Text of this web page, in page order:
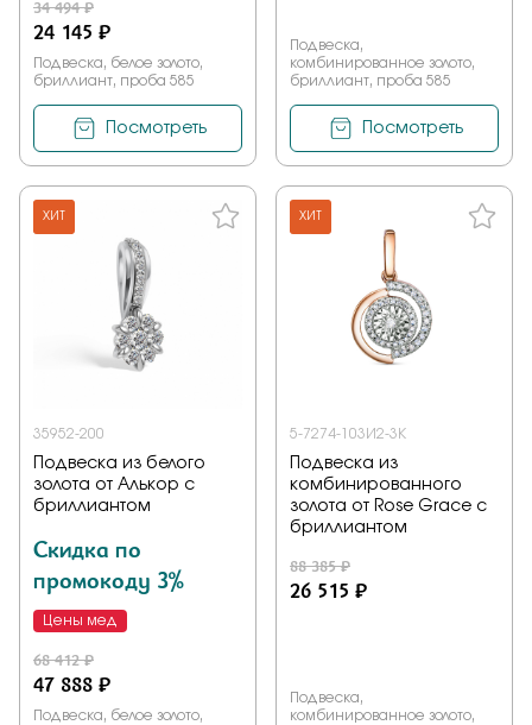
34 494 ₽
24 145 ₽
Подвеска, белое золото,
бриллиант, проба 585
Посмотреть
Подвеска,
комбинированное золото,
бриллиант, проба 585
Посмотреть
ХИТ
35952-200
Подвеска из белого
золота от Алькор с
бриллиантом
Скидка по
промокоду 3%
Цены мед
68 412 ₽
47 888 ₽
Подвеска, белое золото,
ХИТ
5-7274-103И2-3К
Подвеска из
комбинированного
золота от Rose Grace с
бриллиантом
88 385 ₽
26 515 ₽
Подвеска,
комбинированное золото,